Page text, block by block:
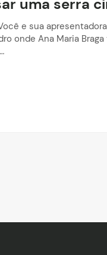
uma serra
e sua
onde Ana Maria